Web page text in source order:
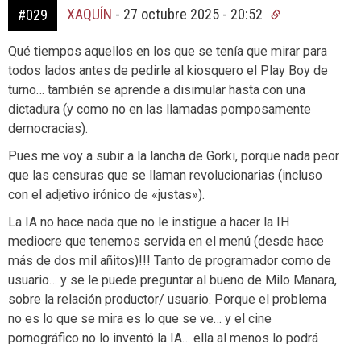
#029 XAQUÍN - 27 octubre 2025 - 20:52
Qué tiempos aquellos en los que se tenía que mirar para
todos lados antes de pedirle al kiosquero el Play Boy de
turno… también se aprende a disimular hasta con una
dictadura (y como no en las llamadas pomposamente
democracias).
Pues me voy a subir a la lancha de Gorki, porque nada peor
que las censuras que se llaman revolucionarias (incluso
con el adjetivo irónico de «justas»).
La IA no hace nada que no le instigue a hacer la IH
mediocre que tenemos servida en el menú (desde hace
más de dos mil añitos)!!! Tanto de programador como de
usuario… y se le puede preguntar al bueno de Milo Manara,
sobre la relación productor/ usuario. Porque el problema
no es lo que se mira es lo que se ve… y el cine
pornográfico no lo inventó la IA… ella al menos lo podrá